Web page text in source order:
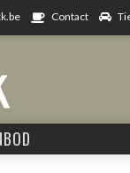
Contact